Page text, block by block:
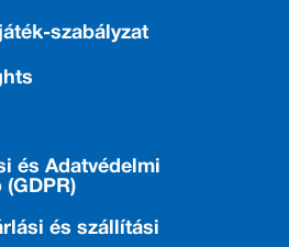
szabályzat
és Adatvédelmi
és szállítási